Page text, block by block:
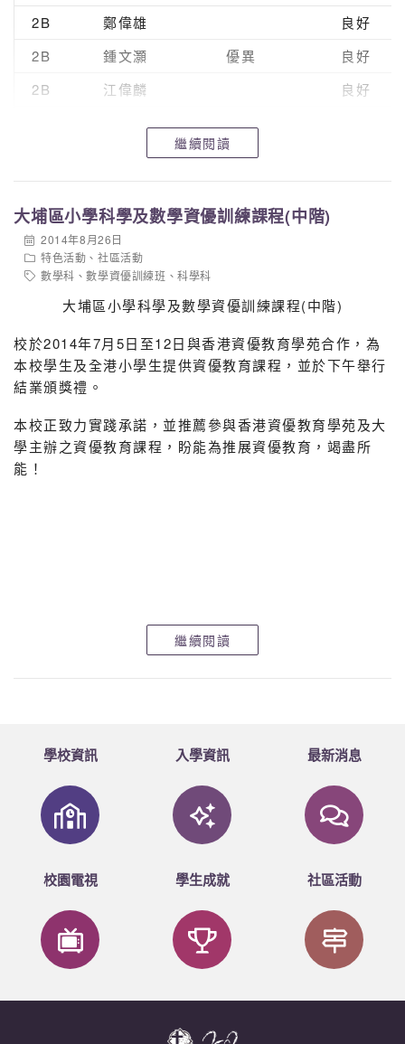
2B
鄭偉雄
良好
2B
鍾文灝 優異
良好
2B
江偉麟
良好
劉科寧 良好
3C
葉清怡
4C
廖詩琪
繼續閱讀
大埔區小學科學及數學資優訓練課程(中階)
2014年8月26日
特色活動 、社區活動
數學科 、數學資優訓練班 、科學科
大埔區小學科學及數學資優訓練課程(中階)
校於2014年7月5日至12日與香港資優教育學苑合作，為
本校學生及全港小學生提供資優教育課程，並於下午舉行
結業頒獎禮。
本校正致力實踐承諾，並推薦參與香港資優教育學苑及大
學主辦之資優教育課程，盼能為推展資優教育，竭盡所
能！
中華聖潔會靈風中學
科學(初階)及數學(中階)資優訓練課程
期:
時
下午2時30分至下午3時30分
地
主禮嘉
香港教育局高級課程發展主任(資優教育) 黃
香港資優教育學苑總監(教師專業發展及家
繼續閱讀
學校資訊 入學資訊 最新消息
校園電視 學生成就 社區活動